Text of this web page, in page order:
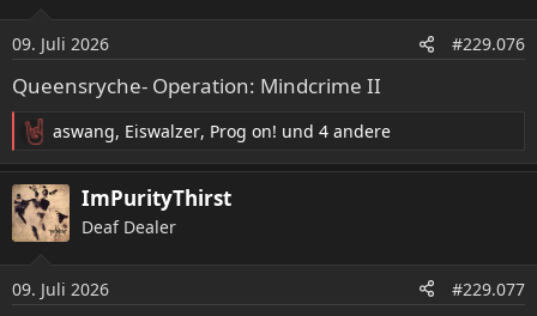
n
e
n
09. Juli 2026 #229.076
Queensryche- Operation: Mindcrime II
R
e
a
k
t
n
aswang, Eiswalzer, Prog on! und 4 andere
ImPurityThirst
Deaf Dealer
09. Juli 2026 #229.077